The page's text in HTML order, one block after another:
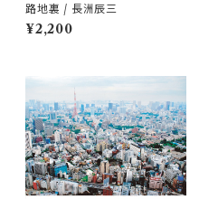
路地裏 / 長洲辰三
¥2,200